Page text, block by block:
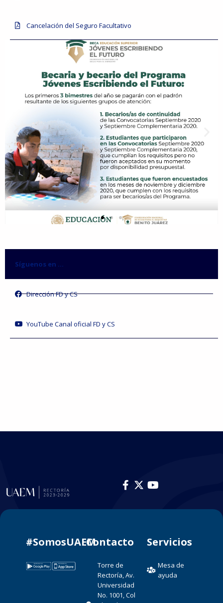
Cancelación del Seguro Facultativo
Síguenos en ...
Dirección FD y CS
YouTube Canal oficial FD y CS
#SomosUAEMContacto​
Torre de
Rectoría, Av.
Universidad
No. 1001, Col
Servicios
Mesa de
ayuda